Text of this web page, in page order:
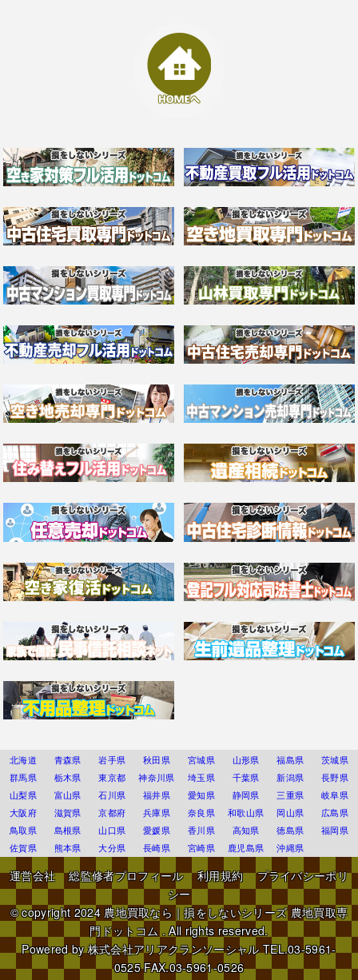
北海道 青森県 岩手県 秋田県 宮城県 山形県 福島県
茨城県
群馬県
栃木県 東京都 神奈川県 埼玉県 千葉県 新潟県
長野県
山梨県
富山県 石川県 福井県 愛知県 静岡県 三重県
岐阜県
大阪府
滋賀県 京都府 兵庫県 奈良県 和歌山県 岡山県
広島県
鳥取県
島根県 山口県 愛媛県 香川県 高知県 徳島県
福岡県
佐賀県
熊本県 大分県 長崎県 宮崎県 鹿児島県 沖縄県
運営会社 総監修者プロフィール 利用規約
プライバシーポリ
シー
© copyright 2024農地買取なら｜損をしないシリーズ 農地買取専
門ドットコム . All rights reserved.
Powered by株式会社アリアクランソーシャルTEL.03-5961-
0525 FAX.03-5961-0526